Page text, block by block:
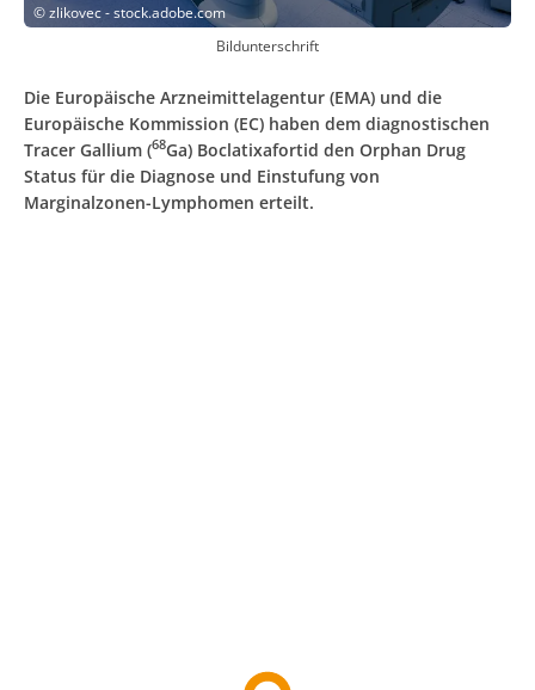
©zlikovec - stock.adobe.com
Bildunterschrift
Die Europäische Arzneimittelagentur (EMA) und die
Europäische Kommission (EC) haben dem diagnostischen
Tracer Gallium (68Ga) Boclatixafortid den Orphan Drug
Status für die Diagnose und Einstufung von
Marginalzonen-Lymphomen erteilt.